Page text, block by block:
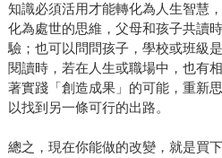
知識必須活用才能轉化為人生智慧
化為處世的思維，父母和孩子共讀
驗；也可以問問孩子，學校或班級
閱讀時，若在人生或職場中，也有
著實踐「創造成果」的可能，重新
以找到另一條可行的出路。
總之，現在你能做的改變，就是買